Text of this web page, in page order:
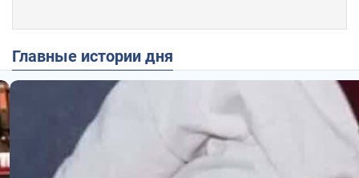
Главные истории дня